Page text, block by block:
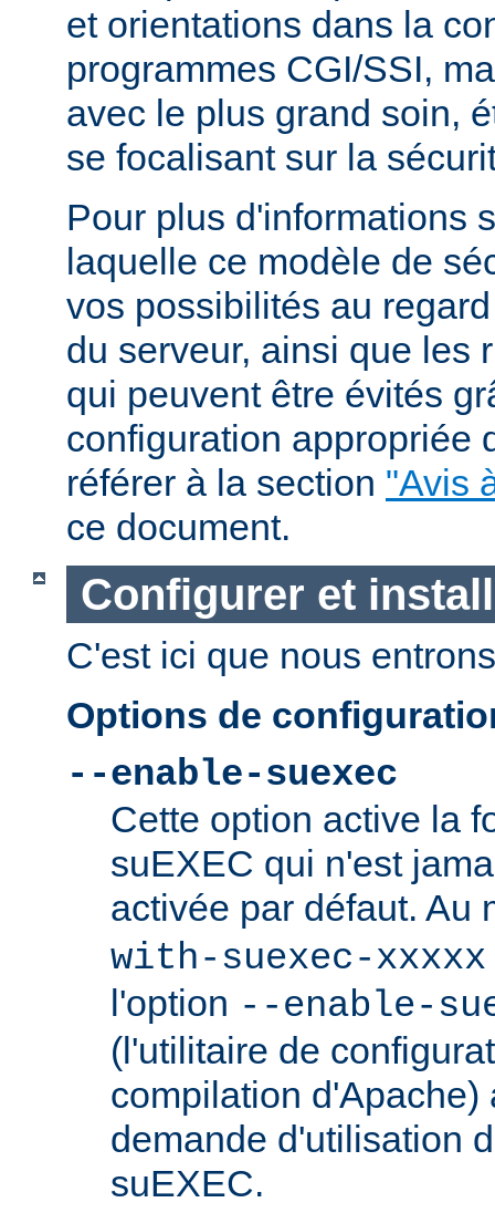
et orientations dans la
programmes CGI/SSI,
avec le plus grand soin,
se focalisant sur la
Pour plus d'informations
laquelle ce modèle de
vos possibilités au
du serveur, ainsi que les
qui peuvent être évités
configuration appropriée
référer à la section "Avis
ce document.
Configurer et
C'est ici que nous
Options de
--enable-suexec
Cette option active la
suEXEC qui n'est
activée par défaut. Au
with-suexec-xxxxx
l'option --enable-
(l'utilitaire de
compilation d'Apache)
demande d'utilisation
suEXEC.